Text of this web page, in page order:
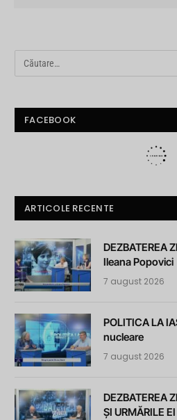
FACEBOOK
ARTICOLE RECENTE
DEZBATEREA
Ileana Popovici
7 august 2026
POLITICA LA
nucleare
7 august 2026
DEZBATEREA
ȘI URMĂRILE EI